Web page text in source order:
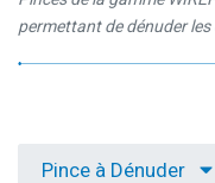
permettant de dénuder
Pince à Dénuder